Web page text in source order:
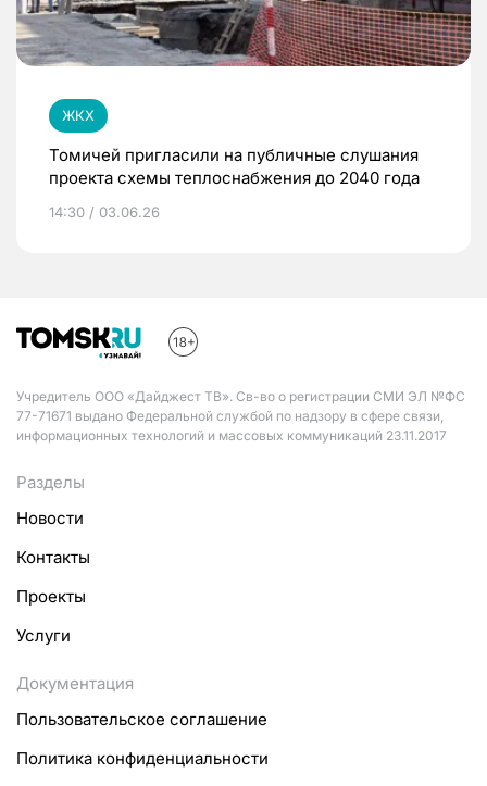
ЖКХ
Томичей пригласили на публичные слушания
проекта схемы теплоснабжения до 2040 года
14:30 / 03.06.26
Учредитель ООО «Дайджест ТВ». Св-во о регистрации СМИ ЭЛ №ФС
77-71671 выдано Федеральной службой по надзору в сфере связи,
информационных технологий и массовых коммуникаций 23.11.2017
Разделы
Новости
Контакты
Проекты
Услуги
Документация
Пользовательское соглашение
Политика конфиденциальности